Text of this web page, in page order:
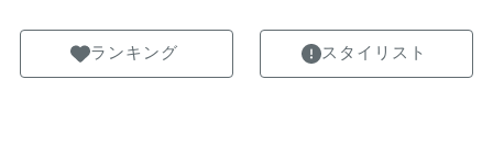
ランキング スタイリスト